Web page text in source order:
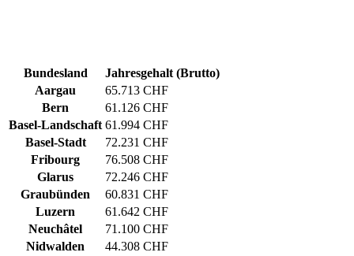
Bundesland
Jahresgehalt (Brutto)
Aargau
65.713 CHF
Bern
61.126 CHF
Basel-Landschaft 61.994 CHF
Basel-Stadt
72.231 CHF
Fribourg
76.508 CHF
Glarus
72.246 CHF
Graubünden
60.831 CHF
Luzern
61.642 CHF
Neuchâtel
71.100 CHF
Nidwalden
44.308 CHF